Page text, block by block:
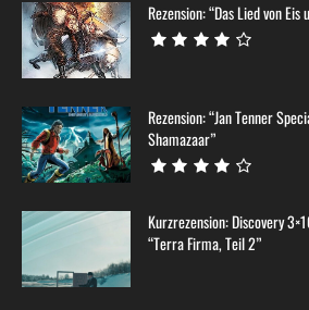
Rezension: “Das Lied von
Rezension: “Jan Tenner
Shamazaar”
Kurzrezension: Discovery
“Terra Firma, Teil 2”